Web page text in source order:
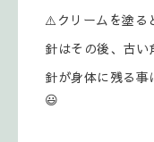
⚠️クリームを塗る
針はその後、古い
針が身体に残る
😃